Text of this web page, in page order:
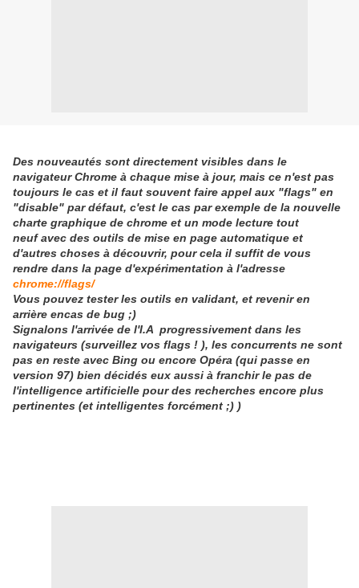
Des nouveautés sont directement visibles dans le
navigateur Chrome à chaque mise à jour, mais ce n'est pas
toujours le cas et il faut souvent faire appel aux "flags" en
"disable" par défaut, c'est le cas par exemple de la nouvelle
charte graphique de chrome et un mode lecture tout
neuf avec des outils de mise en page automatique et
d'autres choses à découvrir, pour cela il suffit de vous
rendre dans la page d'expérimentation à l'adresse
chrome://flags/
Vous pouvez tester les outils en validant, et revenir en
arrière encas de bug ;)
Signalons l'arrivée de l'I.A progressivement dans les
navigateurs (surveillez vos flags ! ), les concurrents ne sont
pas en reste avec Bing ou encore Opéra (qui passe en
version 97) bien décidés eux aussi à franchir le pas de
l'intelligence artificielle pour des recherches encore plus
pertinentes (et intelligentes forcément ;) )